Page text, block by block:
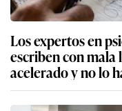
Los expertos en
escriben con
acelerado y no lo